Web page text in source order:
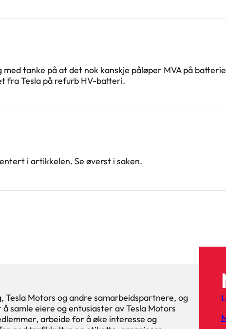
tanke på at det nok kanskje påløper MVA på
fra Tesla på refurb HV-batteri.
i artikkelen. Se øverst i saken.
Tesla Motors og andre samarbeidspartnere, og
samle eiere og entusiaster av Tesla Motors
arbeide for å øke interesse og